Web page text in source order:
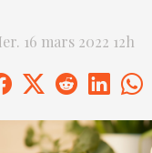
16 mars 2022 12h